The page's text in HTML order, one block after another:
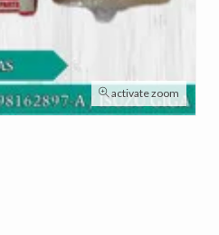
activate zoom